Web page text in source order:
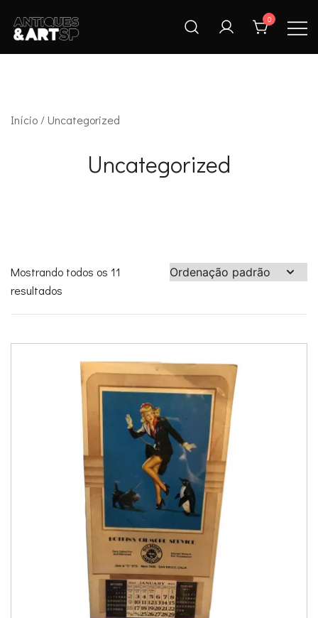
content
Antiques & Art SP
0
Início / Uncategorized
Uncategorized
Mostrando todos os 11
resultados